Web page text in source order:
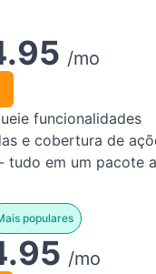
/mo
funcionalidades
e cobertura de
tudo em um pacote
populares
/mo